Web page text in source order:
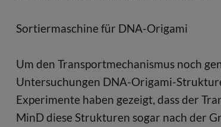
Sortiermaschine für DNA-Origami
Um den Transportmechanismus noch
Untersuchungen DNA-Origami-
Experimente haben gezeigt, dass der
MinD diese Strukturen sogar nach der